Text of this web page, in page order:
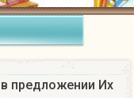
предложении Их